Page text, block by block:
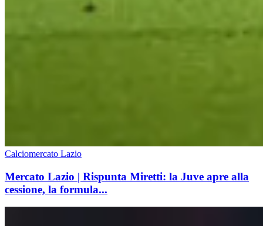
Calciomercato Lazio
Mercato Lazio | Rispunta Miretti: la Juve apre alla
cessione, la formula...